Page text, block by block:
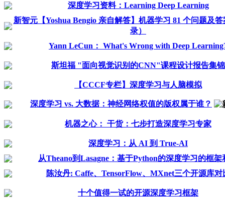
深度学习资料：Learning Deep Learning
新智元【Yoshua Bengio 亲自解答】机器学习 81 个问题及
录）
Yann LeCun： What's Wrong with Deep
斯坦福 "面向视觉识别的CNN"课程设计报告集锦
【CCCF专栏】深度学习与人脑模拟
深度学习 vs. 大数据：神经网络权值的版权属于谁？
机器之心： 干货：七步打造深度学习专家
深度学习：从 AI 到 True-AI
从Theano到Lasagne：基于Python的深度学习的框架
陈汝丹: Caffe、TensorFlow、MXnet三个开源库对
十个值得一试的开源深度学习框架